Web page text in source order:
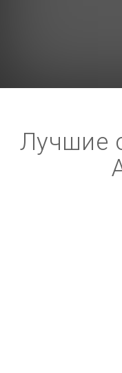
Лучшие